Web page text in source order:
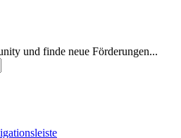
und finde neue Förderungen...